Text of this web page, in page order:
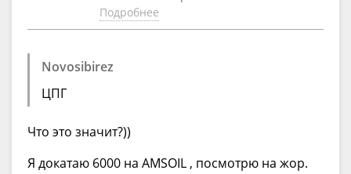
Подробнее
Novosibirez
ЦПГ
Что это значит?))
Я докатаю 6000 на AMSOIL , посмотрю на жор.